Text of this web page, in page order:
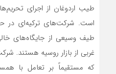
طیب اردوغان از اجرای
است. شرکت‌های ترکیه‌ای در
طیف وسیعی از جایگاه‌های
غربی از بازار روسیه هستند.
که مستقیماً بر تعامل با